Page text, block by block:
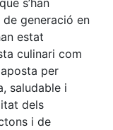
generació en
estat
culinari com
per
saludable i
dels
i de